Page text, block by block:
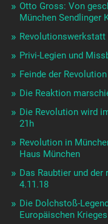
Otto Gross: Von
München Sendlinger
Revolutionswerkstatt
Privi-Legien und
Feinde der
Die Reaktion
Die Revolution wird
21h
Revolution in
Haus München
Das Raubtier und der
4.11.18
Die Dolchstoß-
Europäischen Krieges